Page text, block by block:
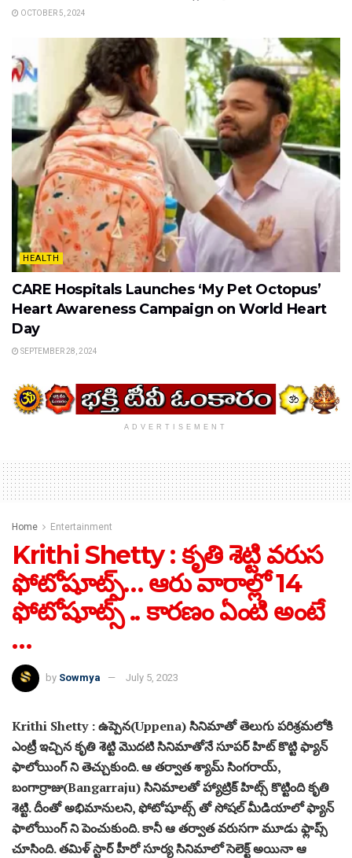
OCTOBER 5, 2024
HEALTH
CARE Hospitals Launches ‘My Pet Octopus’
Heart Awareness Campaign on World Heart
Day
SEPTEMBER 28, 2024
ADVERTISEMENT
Home Entertainment
Krithi Shetty : కృతి శెట్టి వరుస
ఫోటోషూట్స్… ఆరు వారాల్లో 14
ఫోటోషూట్స్ .. కారణం ఏంటి అంటే
…
by Sowmya July 5, 2023
Krithi Shetty : ఉప్పెన(Uppena) సినిమాతో తెలుగు పరిశ్రమలోకి
ఎంట్రీ ఇచ్చిన కృతి శెట్టి మొదటి సినిమాతోనే సూపర్ హిట్ కొట్టి ఫ్యాన్
ఫాలోయింగ్ ని తెచ్చుకుంది. ఆ తర్వాత శ్యామ్ సింగరాయ్,
బంగార్రాజు(Bangarraju) సినిమాలతో హ్యాట్రిక్ హిట్స్ కొట్టింది కృతి
శెట్టి. దీంతో అభిమానులని, ఫోటోషూట్స్ తో సోషల్ మీడియాలో ఫ్యాన్
ఫాలోయింగ్ ని పెంచుకుంది. కానీ ఆ తర్వాత వరుసగా మూడు ఫ్లాప్స్
చూసింది. తమిళ్ స్టార్ హీరో సూర్య సినిమాలో సెలెక్ట్ అయినా ఆ